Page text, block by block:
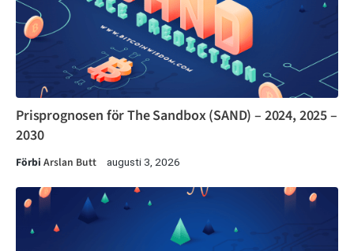
Prisprognosen för The Sandbox (SAND) – 2024, 2025 –
2030
Förbi Arslan Butt augusti 3, 2026